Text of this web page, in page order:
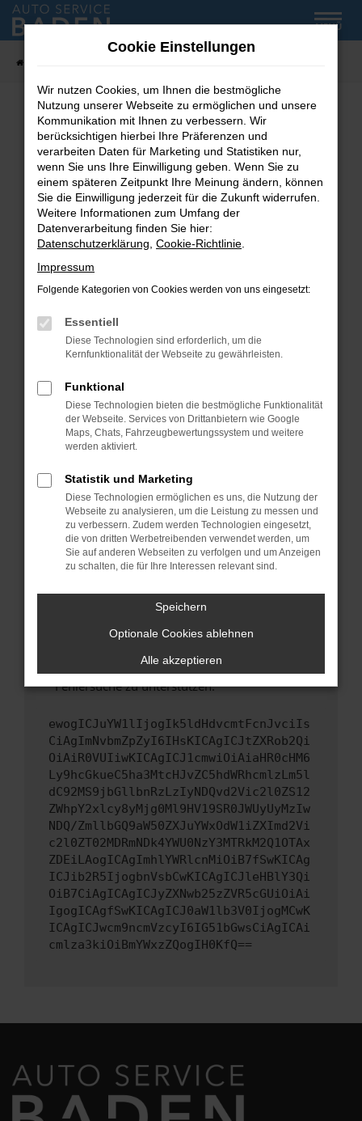
Zum
Hauptinhalt
MENÜ
Fehler: Network Error
Beim Laden ist ein Fehler aufgetreten.
Hier sind ein paar Tipps, die dir helfen können:
Überprüfe deine Firewall und deine
Internetverbindung.
Laden andere Webseiten, zum Beispiel deine
Suchmaschine?
Prüfe deine Browsererweiterungen.
können das Laden bestimmter Seiten
verhindern. Funktioniert die Seite in einem
Fenster?
Starte dein Gerät neu.
Das kann manchmal helfen, vorübergehende
Probleme zu beheben.
Betriebssystem auf dem neuesten Stand
sind.
Veraltete Software birgt nicht nur ein
Sicherheitsrisiko, sondern kann auch dazu
führen, dass bestimmte Funktionen nicht mehr
unterstützt werden.
Wende dich an den Webseitenbetreiber.
Wenn du alle oben genannten Schritte versucht
hast, kontaktiere uns bitte. Wir werden
uns diesen Text schicken, um uns bei der
Fehlersuche zu unterstützen:
ewogICJuYW1lIjogIk5ldHdvcmtFcnJvciIs
CiAgImNvbmZpZyI6IHsKICAgICJtZXRob2Qi
OiAiR0VUIiwKICAgICJ1cmwiOiAiaHR0cHM6
Ly9hcGkueC5ha3MtcHJvZC5hdWRhcmlzLm5l
dC92MS9jbGllbnRzLzIyNDQvd2Vic2l0ZS12
ZWhpY2xlcy8yMjg0Ml9HV19SR0JWUyUyMzIw
NDQ/ZmllbGQ9aW50ZXJuYWxOdW1iZXImd2Vi
c2l0ZT02MDRmNDk4YWU0NzY3MTRkM2Q1OTAx
ZDEiLAogICAgImhlYWRlcnMiOiB7fSwKICAg
ICJib2R5IjogbnVsbCwKICAgICJleHBlY3Qi
OiB7CiAgICAgICJyZXNwb25zZVR5cGUiOiAi
IgogICAgfSwKICAgICJ0aW1lb3V0IjogMCwK
ICAgICJwcm9ncmVzcyI6IG51bGwsCiAgICAi
cmlza3kiOiBmYWxzZQogIH0KfQ==
Cookie Einstellungen
Wir nutzen Cookies, um Ihnen die bestmögliche
Nutzung unserer Webseite zu ermöglichen und unsere
Kommunikation mit Ihnen zu verbessern. Wir
berücksichtigen hierbei Ihre Präferenzen und
verarbeiten Daten für Marketing und Statistiken nur,
wenn Sie uns Ihre Einwilligung geben. Wenn Sie zu
einem späteren Zeitpunkt Ihre Meinung ändern, können
Sie die Einwilligung jederzeit für die Zukunft widerrufen.
Weitere Informationen zum Umfang der
Datenverarbeitung finden Sie hier:
Datenschutzerklärung Cookie-Richtlinie
Impressum
Folgende Kategorien von Cookies werden von uns eingesetzt:
Essentiell
Diese Technologien sind erforderlich, um die
Kernfunktionalität der Webseite zu gewährleisten.
Funktional
Diese Technologien bieten die bestmögliche Funktionalität
der Webseite. Services von Drittanbietern wie Google
Maps, Chats, Fahrzeugbewertungssystem und weitere
werden aktiviert.
Statistik und Marketing
Diese Technologien ermöglichen es uns, die Nutzung der
Webseite zu analysieren, um die Leistung zu messen und
zu verbessern. Zudem werden Technologien eingesetzt,
die von dritten Werbetreibenden verwendet werden, um
Sie auf anderen Webseiten zu verfolgen und um Anzeigen
zu schalten, die für Ihre Interessen relevant sind.
Speichern
Optionale Cookies ablehnen
Alle akzeptieren